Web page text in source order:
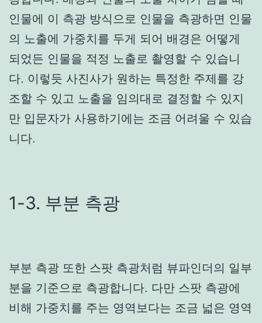
인물에 이 측광 방식으로 인물을 측광하면 인물
의 노출에 가중치를 두게 되어 배경은 어떻게
되었든 인물을 적정 노출로 촬영할 수 있습니
다. 이렇듯 사진사가 원하는 특정한 주제를 강
조할 수 있고 노출을 임의대로 결정할 수 있지
만 입문자가 사용하기에는 조금 어려울 수 있습
니다.
1-3. 부분 측광
부분 측광 또한 스팟 측광처럼 뷰파인더의 일부
분을 기준으로 측광합니다. 다만 스팟 측광에
비해 가중치를 주는 영역보다는 조금 넓은 영역